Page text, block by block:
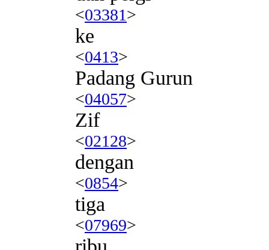
<03381>
ke
<0413>
Padang Gurun
<04057>
Zif
<02128>
dengan
<0854>
tiga
<07969>